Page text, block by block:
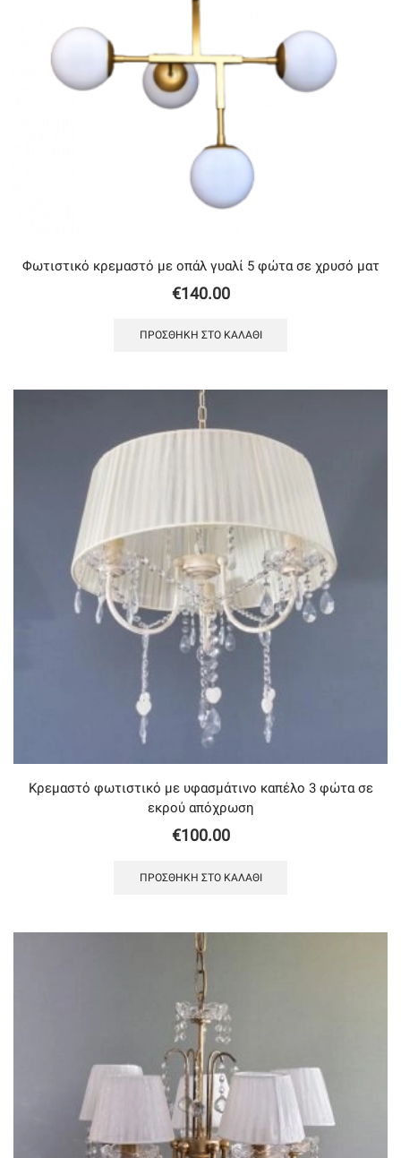
Φωτιστικό κρεμαστό με oπάλ γυαλί 5 φώτα σε χρυσό ματ
€140.00
ΠΡΟΣΘΉΚΗ ΣΤΟ ΚΑΛΆΘΙ
Κρεμαστό φωτιστικό με υφασμάτινο καπέλο 3 φώτα σε
εκρού απόχρωση
€100.00
ΠΡΟΣΘΉΚΗ ΣΤΟ ΚΑΛΆΘΙ